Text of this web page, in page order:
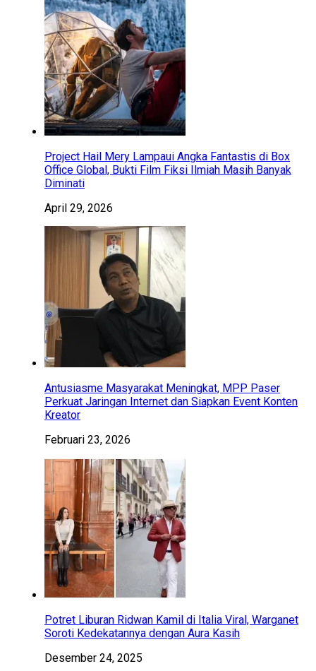
Project Hail Mery Lampaui Angka Fantastis di Box
Office Global, Bukti Film Fiksi Ilmiah Masih Banyak
Diminati
April 29, 2026
Antusiasme Masyarakat Meningkat, MPP Paser
Perkuat Jaringan Internet dan Siapkan Event Konten
Kreator
Februari 23, 2026
Potret Liburan Ridwan Kamil di Italia Viral, Warganet
Soroti Kedekatannya dengan Aura Kasih
Desember 24, 2025